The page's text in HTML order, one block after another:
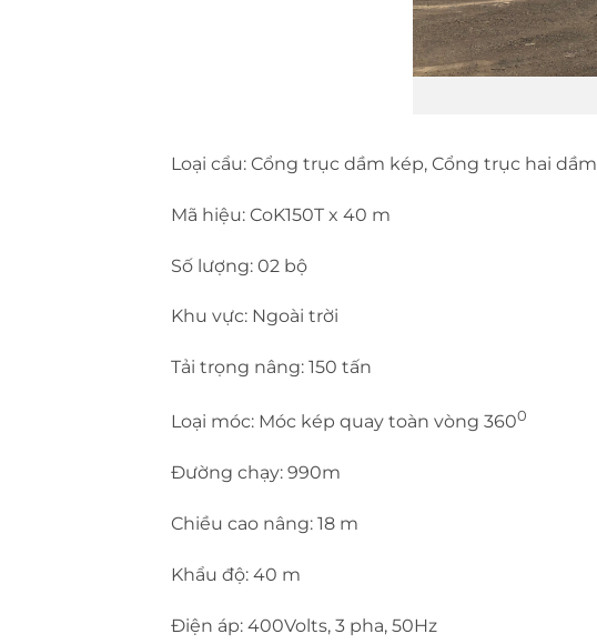
Loại cẩu: Cổng trục dầm kép, Cổng trục hai dầm
Mã hiệu: CoK150T x 40 m
Số lượng: 02 bộ
Khu vực: Ngoài trời
Tải trọng nâng: 150 tấn
Loại móc: Móc kép quay toàn vòng 3600
Đường chạy: 990m
Chiều cao nâng: 18 m
Khẩu độ: 40 m
Điện áp: 400Volts, 3 pha, 50Hz